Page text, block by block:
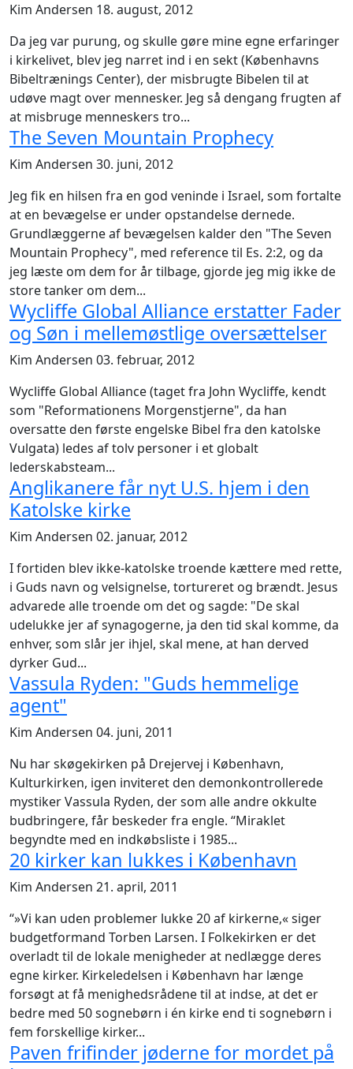
Kim Andersen 18. august, 2012
Da jeg var purung, og skulle gøre mine egne erfaringer
i kirkelivet, blev jeg narret ind i en sekt (Københavns
Bibeltrænings Center), der misbrugte Bibelen til at
udøve magt over mennesker. Jeg så dengang frugten af
at misbruge menneskers tro...
The Seven Mountain Prophecy
Kim Andersen 30. juni, 2012
Jeg fik en hilsen fra en god veninde i Israel, som fortalte
at en bevægelse er under opstandelse dernede.
Grundlæggerne af bevægelsen kalder den "The Seven
Mountain Prophecy", med reference til Es. 2:2, og da
jeg læste om dem for år tilbage, gjorde jeg mig ikke de
store tanker om dem...
Wycliffe Global Alliance erstatter Fader
og Søn i mellemøstlige oversættelser
Kim Andersen 03. februar, 2012
Wycliffe Global Alliance (taget fra John Wycliffe, kendt
som "Reformationens Morgenstjerne", da han
oversatte den første engelske Bibel fra den katolske
Vulgata) ledes af tolv personer i et globalt
lederskabsteam...
Anglikanere får nyt U.S. hjem i den
Katolske kirke
Kim Andersen 02. januar, 2012
I fortiden blev ikke-katolske troende kættere med rette,
i Guds navn og velsignelse, tortureret og brændt. Jesus
advarede alle troende om det og sagde: "De skal
udelukke jer af synagogerne, ja den tid skal komme, da
enhver, som slår jer ihjel, skal mene, at han derved
dyrker Gud...
Vassula Ryden: "Guds hemmelige
agent"
Kim Andersen 04. juni, 2011
Nu har skøgekirken på Drejervej i København,
Kulturkirken, igen inviteret den demonkontrollerede
mystiker Vassula Ryden, der som alle andre okkulte
budbringere, får beskeder fra engle. “Miraklet
begyndte med en indkøbsliste i 1985...
20 kirker kan lukkes i København
Kim Andersen 21. april, 2011
“»Vi kan uden problemer lukke 20 af kirkerne,« siger
budgetformand Torben Larsen. I Folkekirken er det
overladt til de lokale menigheder at nedlægge deres
egne kirker. Kirkeledelsen i København har længe
forsøgt at få menighedsrådene til at indse, at det er
bedre med 50 sognebørn i én kirke end ti sognebørn i
fem forskellige kirker...
Paven frifinder jøderne for mordet på